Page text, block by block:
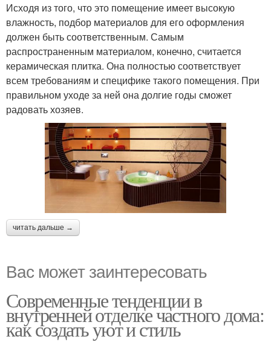
Исходя из того, что это помещение имеет высокую
влажность, подбор материалов для его оформления
должен быть соответственным. Самым
распространенным материалом, конечно, считается
керамическая плитка. Она полностью соответствует
всем требованиям и специфике такого помещения. При
правильном уходе за ней она долгие годы сможет
радовать хозяев.
читать дальше →
Вас может заинтересовать
Современные тенденции в
внутренней отделке частного дома:
как создать уют и стиль